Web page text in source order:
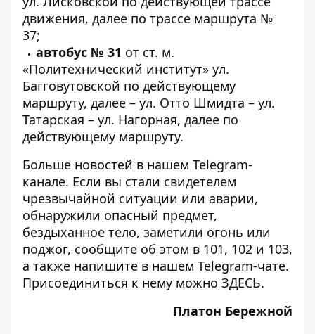
движения, далее по трассе маршрута №
37;
автобус № 31 от ст. м.
«Политехнический институт» ул.
Багговутовской по действующему
маршруту, далее – ул. Отто Шмидта – ул.
Татарская – ул. Нагорная, далее по
действующему маршруту.
Больше новостей в нашем Telegram-
канале. Если вы стали свидетелем
чрезвычайной ситуации или аварии,
обнаружили опасный предмет,
бездыханное тело, заметили огонь или
поджог, сообщите об этом в 101, 102 и 103,
а также напишите в нашем Telegram-чате.
Присоединиться к нему можно ЗДЕСЬ.
Платон Бережной